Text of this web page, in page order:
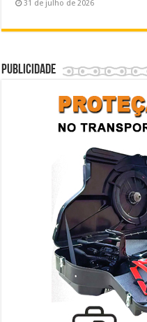
31 de julho de 2026
Publicidade